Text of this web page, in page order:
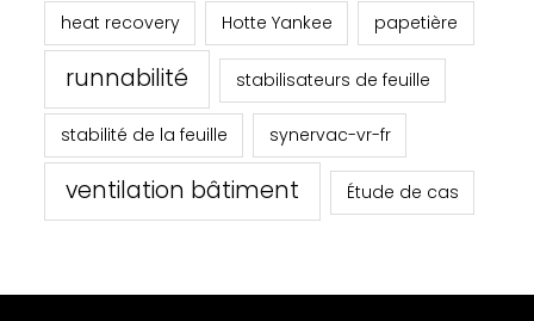
heat recovery Hotte Yankee papetière
runnabilité stabilisateurs de feuille
stabilité de la feuille synervac-vr-fr
ventilation bâtiment Étude de cas